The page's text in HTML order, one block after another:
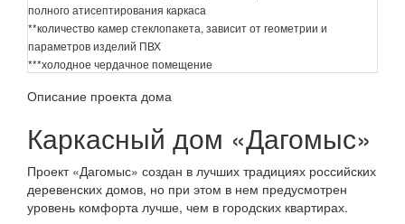
полного атисептирования каркаса
**количество камер стеклопакета, зависит от геометрии и
параметров изделий ПВХ
***холодное чердачное помещение
Описание проекта дома
Каркасный дом «Дагомыс»
Проект «Дагомыс» создан в лучших традициях российских
деревенских домов, но при этом в нем предусмотрен
уровень комфорта лучше, чем в городских квартирах.